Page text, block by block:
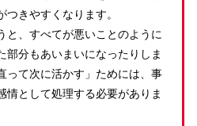
きやすくなります。
と、すべてが悪いことのように
部分もあいまいになったりしま
って次に活かす」ためには、事
情として処理する必要がありま